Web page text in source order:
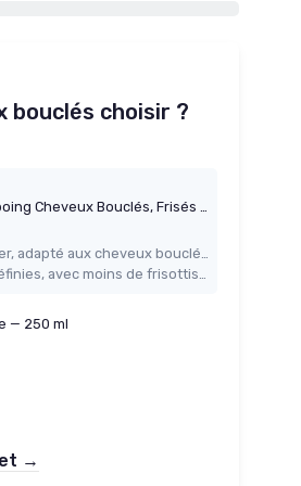
bouclés choisir ?
KERASTASE Curl Manifesto - Shampoing Cheveux Bouclés, Frisés & Crépus - Bain Hydratation Douceur - Nettoie & Élimine Les Impuretés - Hydratation & Définition Des Boucles -Sans Sulfate - 250 ml 250 ml (Lot de 1)
Nettoie en douceur sans assécher, adapté aux cheveux bouclés/frisés/crépus
Boucles plus souples et mieux définies, avec moins de frisottis après quelques utilisations
— 250 ml
→